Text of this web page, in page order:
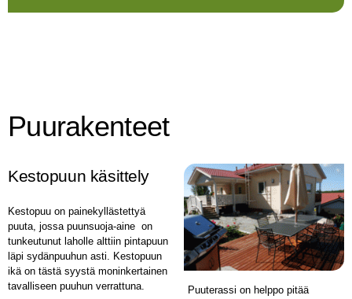
Puurakenteet
Kestopuun käsittely
Kestopuu on painekyllästettyä
puuta, jossa puunsuoja-aine on
tunkeutunut laholle alttiin pintapuun
läpi sydänpuuhun asti. Kestopuun
ikä on tästä syystä moninkertainen
tavalliseen puuhun verrattuna.
Puuterassi on helppo pitää